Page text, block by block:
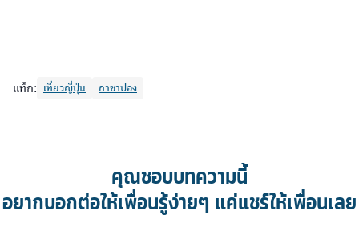
แท็ก: เที่ยวญี่ปุ่น กาชาปอง
คุณชอบบทความนี้
อยากบอกต่อให้เพื่อนรู้ง่ายๆ แค่แชร์ให้เพื่อนเลย